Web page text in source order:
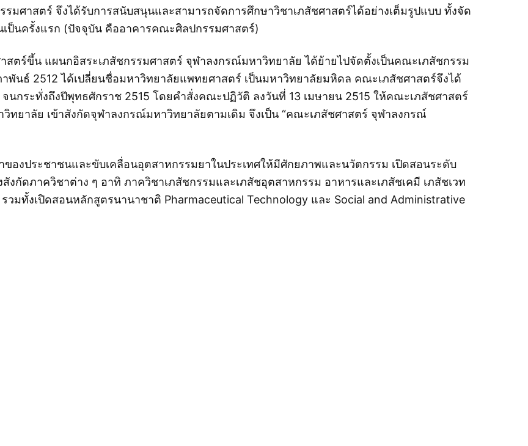
มศาสตร์ จึงได้รับการสนับสนุนและสามารถจัดการศึกษาวิชาเภสัชศาสตร์ได้อย่างเต็มรูปแบบ ทั้งจัด
ป็นครั้งแรก (ปัจจุบัน คืออาคารคณะศิลปกรรมศาสตร์)
ตร์ขึ้น แผนกอิสระเภสัชกรรมศาสตร์ จุฬาลงกรณ์มหาวิทยาลัย ได้ย้ายไปจัดตั้งเป็นคณะเภสัชกรรม
นธ์ 2512 ได้เปลี่ยนชื่อมหาวิทยาลัยแพทยศาสตร์ เป็นมหาวิทยาลัยมหิดล คณะเภสัชศาสตร์จึงได้
นกระทั่งถึงปีพุทธศักราช 2515 โดยคำสั่งคณะปฏิวัติ ลงวันที่ 13 เมษายน 2515 ให้คณะเภสัชศาสตร์
ยาลัย เข้าสังกัดจุฬาลงกรณ์มหาวิทยาลัยตามเดิม จึงเป็น “คณะเภสัชศาสตร์ จุฬาลงกรณ์
งประชาชนและขับเคลื่อนอุตสาหกรรมยาในประเทศให้มีศักยภาพและนวัตกรรม เปิดสอนระดับ
ภาควิชาต่าง ๆ อาทิ ภาควิชาเภสัชกรรมและเภสัชอุตสาหกรรม อาหารและเภสัชเคมี เภสัชเวท
วมทั้งเปิดสอนหลักสูตรนานาชาติ Pharmaceutical Technology และ Social and Administrative